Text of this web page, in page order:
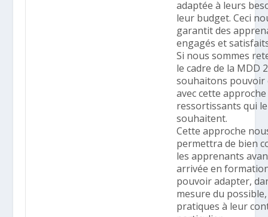
adaptée à leurs
leur budget. Ceci
garantit des
engagés et
Si nous sommes
le cadre de la MDD
souhaitons
avec cette approche
ressortissants qui le
souhaitent.
Cette approche
permettra de bien
les apprenants
arrivée en
pouvoir adapter,
mesure du
pratiques à leur